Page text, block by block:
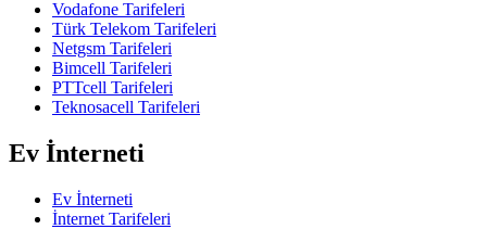
Vodafone Tarifeleri
Türk Telekom Tarifeleri
Netgsm Tarifeleri
Bimcell Tarifeleri
PTTcell Tarifeleri
Teknosacell Tarifeleri
Ev İnterneti
Ev İnterneti
İnternet Tarifeleri